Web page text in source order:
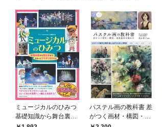
ミュージカルのひみつ
基礎知識から舞台裏ま
で まるっとフカボリB
パステル画の教科書 差
がつく画材・構図・表
現技法を極める